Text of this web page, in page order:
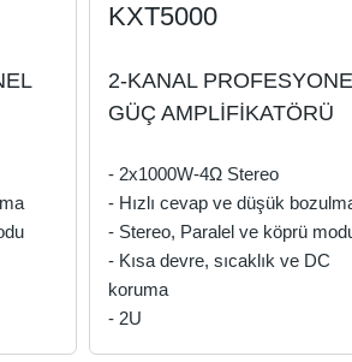
KXT5000
2-KANAL
GÜÇ AMPLİFİKATÖRÜ
- 2x1000W-4Ω Stereo
- Hızlı cevap ve düşük
- Stereo, Paralel ve köprü
- Kısa devre, sıcaklık ve DC
koruma
- 2U